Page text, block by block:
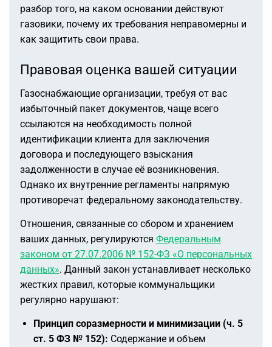
разбор того, на каком основании действуют
газовики, почему их требования неправомерны и
как защитить свои права.
Правовая оценка вашей ситуации
Газоснабжающие организации, требуя от вас
избыточный пакет документов, чаще всего
ссылаются на необходимость полной
идентификации клиента для заключения
договора и последующего взыскания
задолженности в случае её возникновения.
Однако их внутренние регламенты напрямую
противоречат федеральному законодательству.
Отношения, связанные со сбором и хранением
ваших данных, регулируются Федеральным
законом от 27.07.2006 № 152-ФЗ «О персональных
данных». Данный закон устанавливает несколько
жестких правил, которые коммунальщики
регулярно нарушают:
Принцип соразмерности и минимизации (ч. 5
ст. 5 ФЗ № 152): Содержание и объем